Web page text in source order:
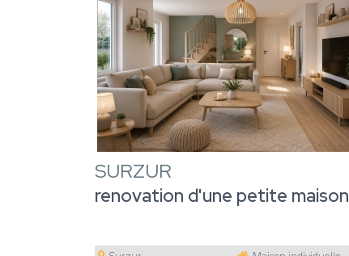
SURZUR
renovation d'une petite maison